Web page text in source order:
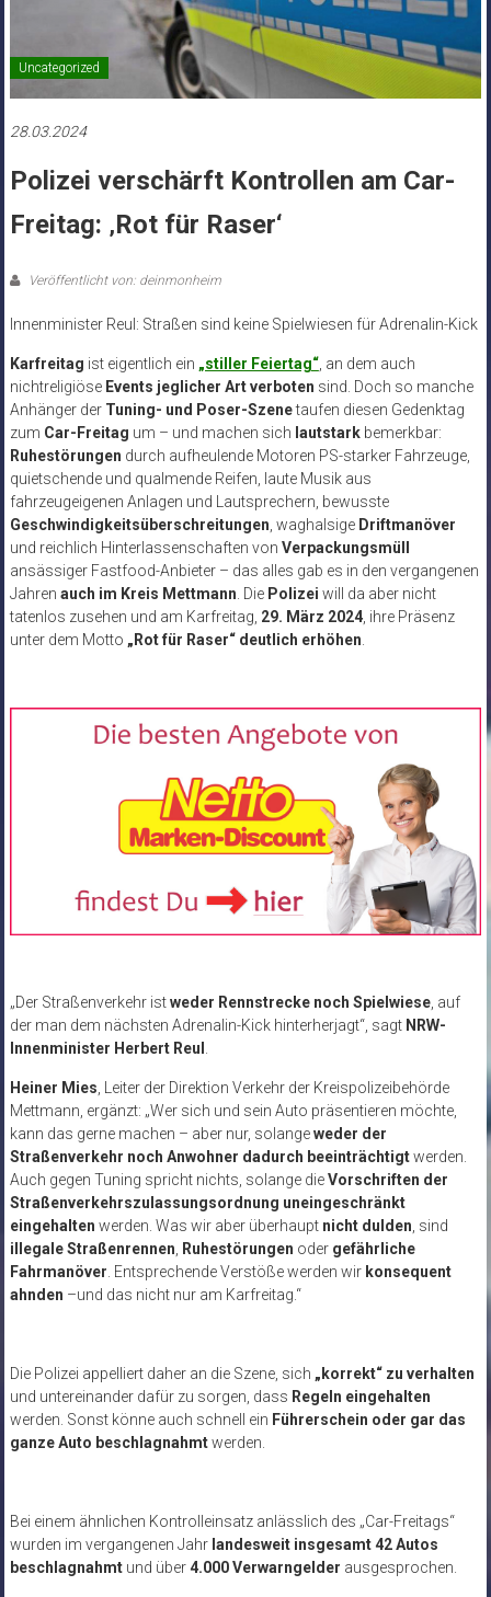
Uncategorized
28.03.2024
Polizei verschärft Kontrollen am Car-
Freitag: ‚Rot für Raser‘
Veröffentlicht von: deinmonheim
Innenminister Reul: Straßen sind keine Spielwiesen für Adrenalin-Kick
Karfreitag ist eigentlich ein „stiller Feiertag“, an dem auch
nichtreligiöse Events jeglicher Art verboten sind. Doch so manche
Anhänger der Tuning- und Poser-Szenetaufen diesen Gedenktag
zum Car-Freitag um – und machen sich lautstarkbemerkbar:
Ruhestörungen durch aufheulende Motoren PS-starker Fahrzeuge,
quietschende und qualmende Reifen, laute Musik aus
fahrzeugeigenen Anlagen und Lautsprechern, bewusste
Geschwindigkeitsüberschreitungen, waghalsige Driftmanöver
und reichlich Hinterlassenschaften von Verpackungsmüll
ansässiger Fastfood-Anbieter – das alles gab es in den vergangenen
Jahren auch im Kreis Mettmann. Die Polizei will da aber nicht
tatenlos zusehen und am Karfreitag, 29. März 2024, ihre Präsenz
unter dem Motto „Rot für Raser“ deutlich erhöhen.
„Der Straßenverkehr istweder Rennstrecke noch Spielwiese, auf
der man dem nächsten Adrenalin-Kick hinterherjagt“, sagt NRW-
Innenminister Herbert Reul .
Heiner Mies, Leiter der Direktion Verkehr der Kreispolizeibehörde
Mettmann, ergänzt: „Wer sich und sein Auto präsentieren möchte,
kann das gerne machen – aber nur, solangeweder der
Straßenverkehr noch Anwohner dadurch beeinträchtigtwerden.
Auch gegen Tuning spricht nichts, solange dieVorschriften der
Straßenverkehrszulassungsordnung uneingeschränkt
eingehalten werden. Was wir aber überhaupt nicht dulden, sind
illegale Straßenrennen, Ruhestörungen oder gefährliche
Fahrmanöver. Entsprechende Verstöße werden wir konsequent
ahnden –und das nicht nur am Karfreitag.“
Die Polizei appelliert daher an die Szene, sich „korrekt“ zu verhalten
und untereinander dafür zu sorgen, dass Regeln eingehalten
werden. Sonst könne auch schnell ein Führerschein oder gar das
ganze Auto beschlagnahmtwerden.
Bei einem ähnlichen Kontrolleinsatz anlässlich des „Car-Freitags“
wurden im vergangenen Jahr landesweit insgesamt 42 Autos
beschlagnahmtund über4.000 Verwarngelder ausgesprochen.